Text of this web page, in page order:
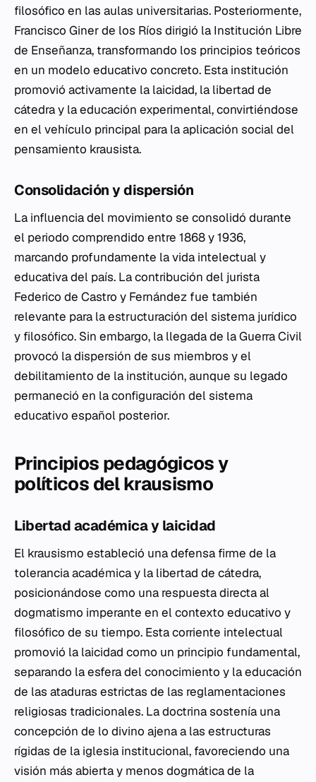
filosófico en las aulas universitarias. Posteriormente,
Francisco Giner de los Ríos dirigió la Institución Libre
de Enseñanza, transformando los principios teóricos
en un modelo educativo concreto. Esta institución
promovió activamente la laicidad, la libertad de
cátedra y la educación experimental, convirtiéndose
en el vehículo principal para la aplicación social del
pensamiento krausista.
Consolidación y dispersión
La influencia del movimiento se consolidó durante
el periodo comprendido entre 1868 y 1936,
marcando profundamente la vida intelectual y
educativa del país. La contribución del jurista
Federico de Castro y Fernández fue también
relevante para la estructuración del sistema jurídico
y filosófico. Sin embargo, la llegada de la Guerra Civil
provocó la dispersión de sus miembros y el
debilitamiento de la institución, aunque su legado
permaneció en la configuración del sistema
educativo español posterior.
Principios pedagógicos y
políticos del krausismo
Libertad académica y laicidad
El krausismo estableció una defensa firme de la
tolerancia académica y la libertad de cátedra,
posicionándose como una respuesta directa al
dogmatismo imperante en el contexto educativo y
filosófico de su tiempo. Esta corriente intelectual
promovió la laicidad como un principio fundamental,
separando la esfera del conocimiento y la educación
de las ataduras estrictas de las reglamentaciones
religiosas tradicionales. La doctrina sostenía una
concepción de lo divino ajena a las estructuras
rígidas de la iglesia institucional, favoreciendo una
visión más abierta y menos dogmática de la